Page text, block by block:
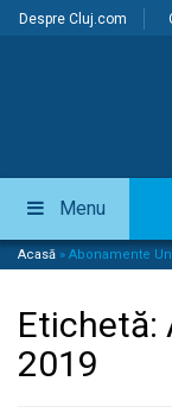
Despre Cluj.com
Menu
Acasă » Abonamente
Etichetă:
2019